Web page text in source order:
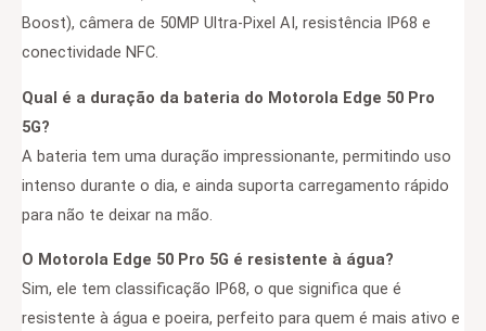
Boost), câmera de 50MP Ultra-Pixel AI, resistência IP68 e
conectividade NFC.
Qual é a duração da bateria do Motorola Edge 50 Pro
5G?
A bateria tem uma duração impressionante, permitindo uso
intenso durante o dia, e ainda suporta carregamento rápido
para não te deixar na mão.
O Motorola Edge 50 Pro 5G é resistente à água?
Sim, ele tem classificação IP68, o que significa que é
resistente à água e poeira, perfeito para quem é mais ativo e